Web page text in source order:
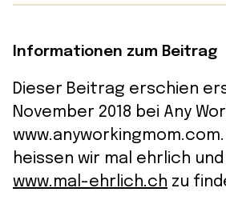
Informationen zum Beitrag
Dieser Beitrag erschien
November 2018 bei Any
heissen wir mal ehrlich
www.mal-ehrlich.ch zu